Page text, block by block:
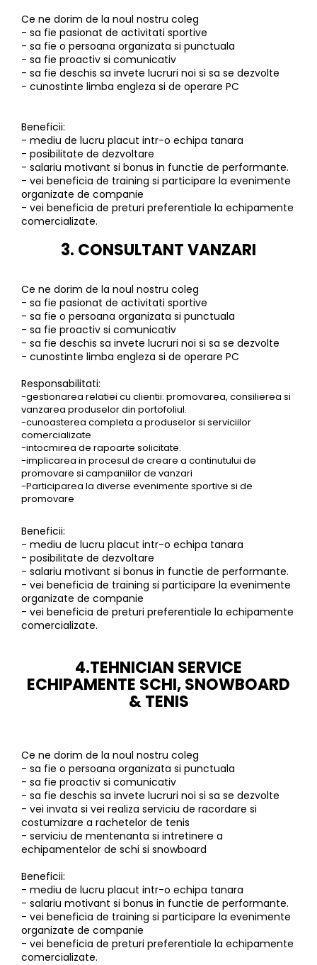
Ce ne dorim de la noul nostru coleg
- sa fie pasionat de activitati sportive
- sa fie o persoana organizata si punctuala
- sa fie proactiv si comunicativ
- sa fie deschis sa invete lucruri noi si sa se dezvolte
- cunostinte limba engleza si de operare PC
Beneficii:
- mediu de lucru placut intr-o echipa tanara
- posibilitate de dezvoltare
- salariu motivant si bonus in functie de performante.
- vei beneficia de training si participare la evenimente
organizate de companie
- vei beneficia de preturi preferentiale la echipamente
comercializate.
3. CONSULTANT VANZARI
Ce ne dorim de la noul nostru coleg
- sa fie pasionat de activitati sportive
- sa fie o persoana organizata si punctuala
- sa fie proactiv si comunicativ
- sa fie deschis sa invete lucruri noi si sa se dezvolte
- cunostinte limba engleza si de operare PC
Responsabilitati:
-gestionarea relatiei cu clientii: promovarea, consilierea si
vanzarea produselor din portofoliul.
-cunoasterea completa a produselor si serviciilor
comercializate
-intocmirea de rapoarte solicitate.
-implicarea in procesul de creare a continutului de
promovare si campaniilor de vanzari
-Participarea la diverse evenimente sportive si de
promovare
Beneficii:
- mediu de lucru placut intr-o echipa tanara
- posibilitate de dezvoltare
- salariu motivant si bonus in functie de performante.
- vei beneficia de training si participare la evenimente
organizate de companie
- vei beneficia de preturi preferentiale la echipamente
comercializate.
4.TEHNICIAN SERVICE
ECHIPAMENTE SCHI, SNOWBOARD
& TENIS
Ce ne dorim de la noul nostru coleg
- sa fie o persoana organizata si punctuala
- sa fie proactiv si comunicativ
- sa fie deschis sa invete lucruri noi si sa se dezvolte
- vei invata si vei realiza serviciu de racordare si
costumizare a rachetelor de tenis
- serviciu de mentenanta si intretinere a
echipamentelor de schi si snowboard
Beneficii:
- mediu de lucru placut intr-o echipa tanara
- salariu motivant si bonus in functie de performante.
- vei beneficia de training si participare la evenimente
organizate de companie
- vei beneficia de preturi preferentiale la echipamente
comercializate.